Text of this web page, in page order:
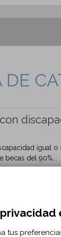
DE
igual
del 90%...
-
tus